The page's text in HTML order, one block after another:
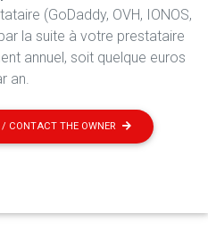
(GoDaddy, OVH, IONOS,
la suite à votre prestataire
annuel, soit quelque euros
an.
/ CONTACT THE OWNER